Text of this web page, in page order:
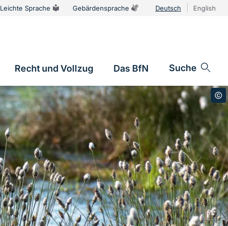
Leichte Sprache Gebärdensprache Deutsch English
Recht und Vollzug Das BfN Suche